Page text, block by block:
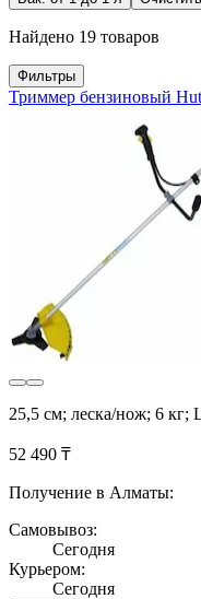
Найдено 19 товаров
Фильтры
Триммер бензиновый
25,5 см; леска/нож; 6 кг;
52 490 ₸
Получение в Алматы:
Самовывоз:
Сегодня
Курьером:
Сегодня